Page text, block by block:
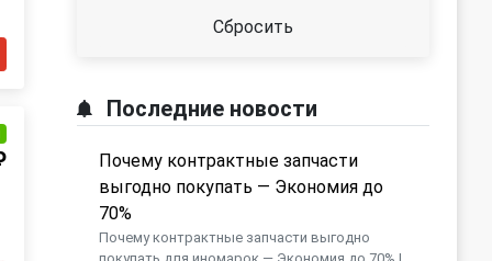
Сбросить
Последние новости
Почему контрактные запчасти
выгодно покупать — Экономия до
70%
Почему контрактные запчасти выгодно